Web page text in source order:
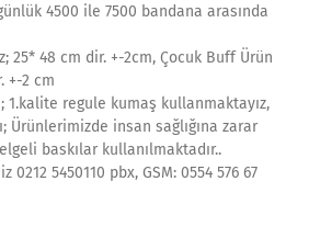
4500 ile 7500 bandana arasında
25* 48 cm dir. +-2cm, Çocuk Buff Ürün
+-2 cm
1.kalite regule kumaş kullanmaktayız,
Ürünlerimizde insan sağlığına zarar
baskılar kullanılmaktadır..
5450110 pbx, GSM: 0554 576 67